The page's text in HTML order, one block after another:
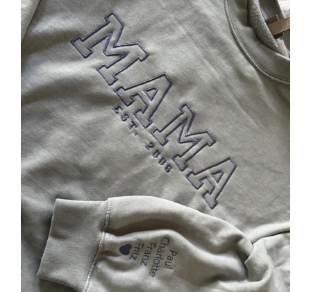
SELECT OPTIONS / DETAILS